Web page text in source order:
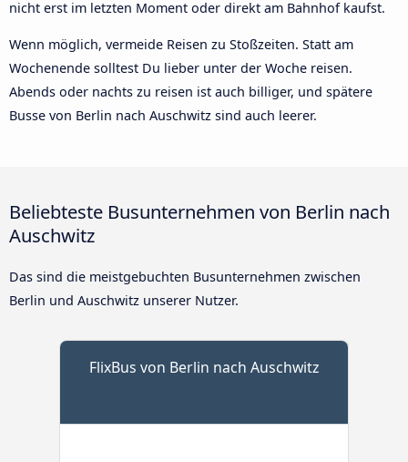
nicht erst im letzten Moment oder direkt am Bahnhof kaufst.
Wenn möglich, vermeide Reisen zu Stoßzeiten. Statt am
Wochenende solltest Du lieber unter der Woche reisen.
Abends oder nachts zu reisen ist auch billiger, und spätere
Busse von Berlin nach Auschwitz sind auch leerer.
Beliebteste Busunternehmen von Berlin nach
Auschwitz
Das sind die meistgebuchten Busunternehmen zwischen
Berlin und Auschwitz unserer Nutzer.
FlixBus von Berlin nach Auschwitz